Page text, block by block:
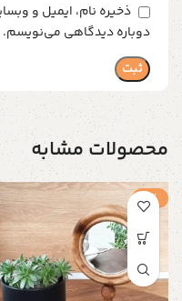
ذخیره نام، ایمیل و
دوباره دیدگاهی می‌نویسم.
محصولات مشابه
-1%